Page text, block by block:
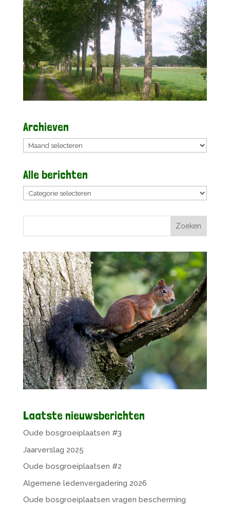
Archieven
Archieven
Alle berichten
Alle
Laatste nieuwsberichten
Oude bosgroeiplaatsen #3
Jaarverslag 2025
Oude bosgroeiplaatsen #2
Algemene ledenvergadering 2026
Oude bosgroeiplaatsen vragen bescherming